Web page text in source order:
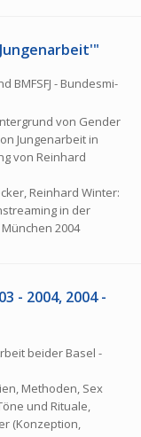
BMFSFJ - Bun­des­mi­
von Gender
Jungenarbeit in
von Reinhard
Reinhard Winter:
in der
2004
- 2004, 2004 -
beider Basel -
Methoden, Sex
und Rituale,
(Konzeption,